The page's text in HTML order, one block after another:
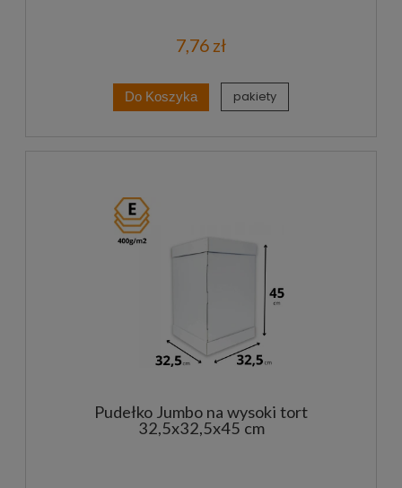
7,76 zł
Do Koszyka pakiety
Pudełko Jumbo na wysoki tort
32,5x32,5x45 cm